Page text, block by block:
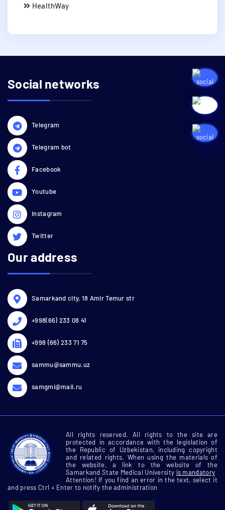
HealthWay
Social networks
Telegram
Telegram bot
Facebook
Youtube
Instagram
Twitter
Our address
Samarkand city, 18 Amir Temur str
+998(66) 233 08 41
+998 (66) 233 71 75
sammu@sammu.uz
samgmi@mail.ru
All rights reserved. All rights to the site are
protected in accordance with the legislation of
the Republic of Uzbekistan, including copyright
and related rights. When using the materials of
the website, a link to the website of the
Samarkand State Medical University is mandatory
Attention! If you find an error in the text, select it
and press Ctrl + Enter to notify the administration